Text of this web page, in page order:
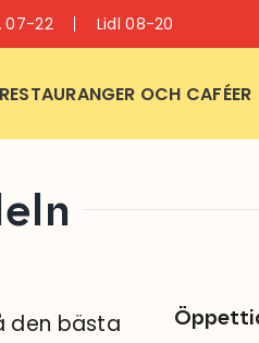
07-22 Lidl 08-20
RESTAURANGER OCH CAFÉER
den bästa